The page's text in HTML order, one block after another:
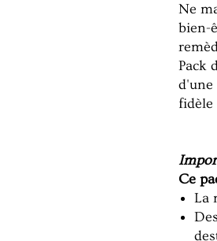
Ne
bien-
Pack
d'une
fidèle
Ce
La